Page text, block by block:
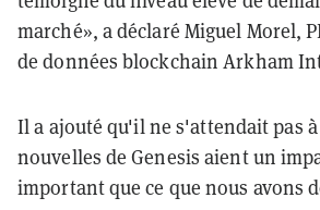
marché», a déclaré Miguel Morel,
de données blockchain Arkham
Il a ajouté qu'il ne s'attendait pas à
nouvelles de Genesis aient un
important que ce que nous avons